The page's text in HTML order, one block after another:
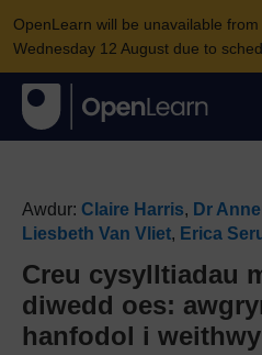
OpenLearn will be unavailable
Wednesday 12 August due to
Awdur: Claire Harris, Dr
Liesbeth Van Vliet, Erica
Creu cysylltiadau
diwedd oes:
hanfodol i